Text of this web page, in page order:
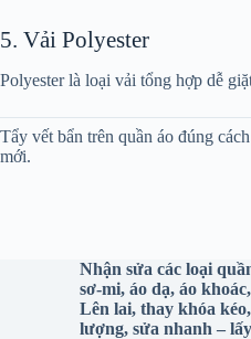
5. Vải Polyester
Polyester là loại vải tổng hợp dễ
Tẩy vết bẩn trên quần áo đúng
mới.
Nhận sửa các loại
sơ-mi, áo dạ, áo
Lên lai, thay khóa
lượng, sửa nhanh –